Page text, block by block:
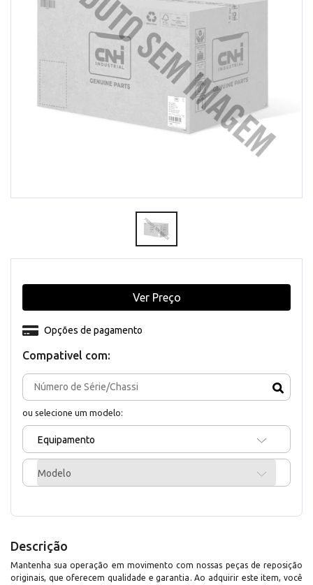
Compativel com:
ou selecione um modelo:
Equipamento
Modelo
Opções de pagamento
Ver Preço
Descrição
Mantenha sua operação em movimento com nossas peças de reposição
originais, que oferecem qualidade e garantia. Ao adquirir este item, você